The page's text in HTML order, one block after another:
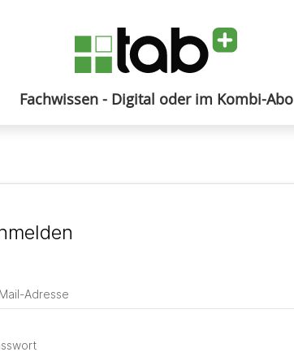
Fachwissen - Digital oder im Kombi-Abo